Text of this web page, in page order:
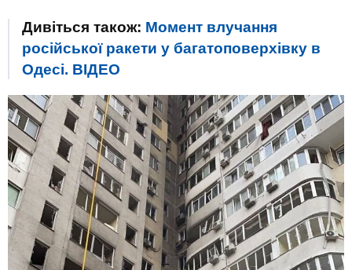
Дивіться також: Момент влучання
російської ракети у багатоповерхівку в
Одесі. ВIДЕО